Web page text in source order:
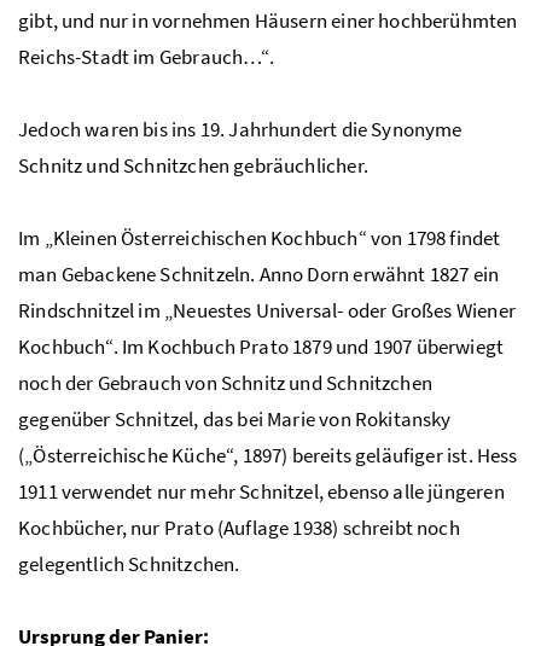
gibt, und nur in vornehmen Häusern einer hochberühmten
Reichs-Stadt im Gebrauch…“.
Jedoch waren bis ins 19. Jahrhundert die Synonyme
Schnitz und Schnitzchen gebräuchlicher.
Im „Kleinen Österreichischen Kochbuch“ von 1798 findet
man Gebackene Schnitzeln. Anno Dorn erwähnt 1827 ein
Rindschnitzel im „Neuestes Universal- oder Großes Wiener
Kochbuch“. Im Kochbuch Prato 1879 und 1907 überwiegt
noch der Gebrauch von Schnitz und Schnitzchen
gegenüber Schnitzel, das bei Marie von Rokitansky
(„Österreichische Küche“, 1897) bereits geläufiger ist. Hess
1911 verwendet nur mehr Schnitzel, ebenso alle jüngeren
Kochbücher, nur Prato (Auflage 1938) schreibt noch
gelegentlich Schnitzchen.
Ursprung der Panier: